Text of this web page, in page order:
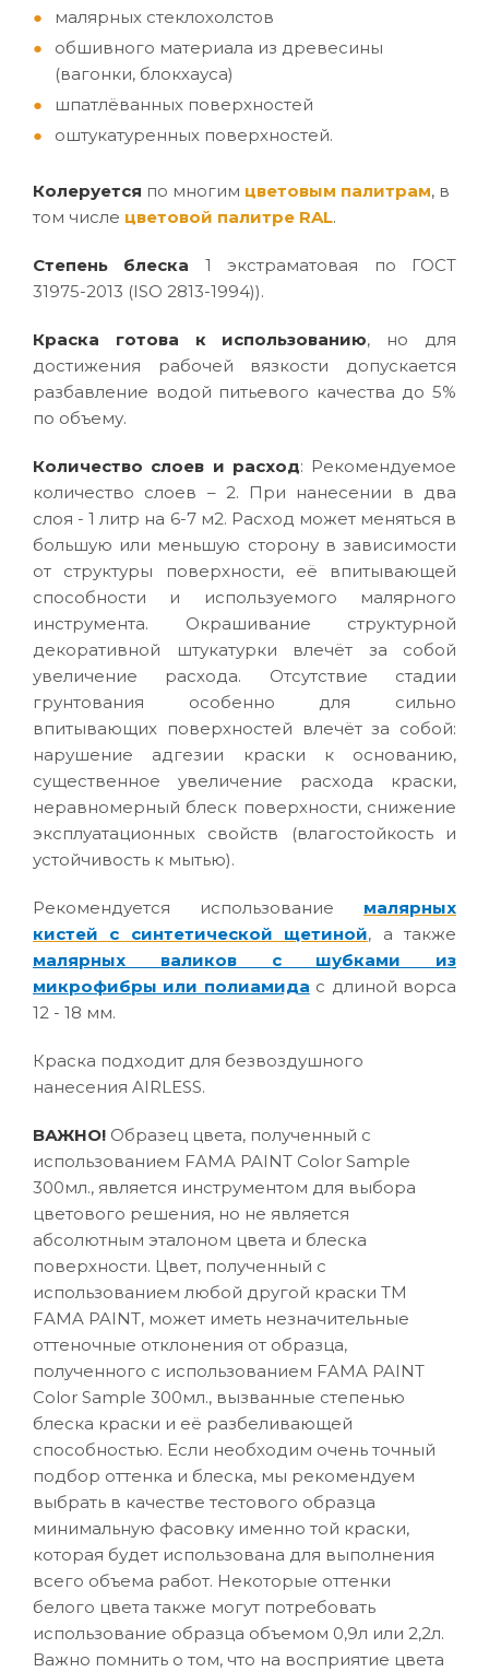
малярных стеклохолстов
обшивного материала из древесины
(вагонки, блокхауса)
шпатлёванных поверхностей
оштукатуренных поверхностей.
Колеруется по многим цветовым палитрам, в
том числе цветовой палитре RAL.
Степень блеска 1 экстраматовая по ГОСТ
31975-2013 (ISO 2813-1994)).
Краска готова к использованию, но для
достижения рабочей вязкости допускается
разбавление водой питьевого качества до 5%
по объему.
Количество слоев и расход: Рекомендуемое
количество слоев – 2. При нанесении в два
слоя - 1 литр на 6-7 м2. Расход может меняться в
большую или меньшую сторону в зависимости
от структуры поверхности, её впитывающей
способности и используемого малярного
инструмента. Окрашивание структурной
декоративной штукатурки влечёт за собой
увеличение расхода. Отсутствие стадии
грунтования особенно для сильно
впитывающих поверхностей влечёт за собой:
нарушение адгезии краски к основанию,
существенное увеличение расхода краски,
неравномерный блеск поверхности, снижение
эксплуатационных свойств (влагостойкость и
устойчивость к мытью).
Рекомендуется использование малярных
кистей с синтетической щетиной, а также
малярных валиков с шубками из
микрофибры или полиамида с длиной ворса
12 - 18 мм.
Краска подходит для безвоздушного
нанесения AIRLESS.
ВАЖНО! Образец цвета, полученный с
использованием FAMA PAINT Color Sample
300мл., является инструментом для выбора
цветового решения, но не является
абсолютным эталоном цвета и блеска
поверхности. Цвет, полученный с
использованием любой другой краски ТМ
FAMA PAINT, может иметь незначительные
оттеночные отклонения от образца,
полученного с использованием FAMA PAINT
Color Sample 300мл., вызванные степенью
блеска краски и её разбеливающей
способностью. Если необходим очень точный
подбор оттенка и блеска, мы рекомендуем
выбрать в качестве тестового образца
минимальную фасовку именно той краски,
которая будет использована для выполнения
всего объема работ. Некоторые оттенки
белого цвета также могут потребовать
использование образца объемом 0,9л или 2,2л.
Важно помнить о том, что на восприятие цвета